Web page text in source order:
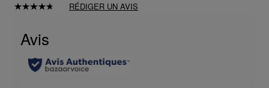
RÉDIGER UN AVIS